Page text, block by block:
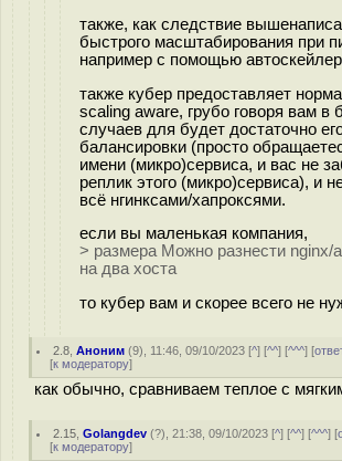
также, как следствие
быстрого масштабирования при
например с помощью
также кубер предоставляет
scaling aware, грубо говоря вам в
случаев для будет достаточно
балансировки (просто
имени (микро)сервиса, и вас не
реплик этого (микро)сервиса), и
всё нгинксами/хапроксями.
если вы маленькая компания,
> размера Можно разнести nginx/
на два хоста
то кубер вам и скорее всего не
2.8 ,Аноним (9), 11:46, 09/10/2023 [^] [^^] [^^^] [
[к модератору]
как обычно, сравниваем теплое с
2.15 ,Golangdev (?), 21:38, 09/10/2023 [^] [^^] [^^^] [
[к модератору]